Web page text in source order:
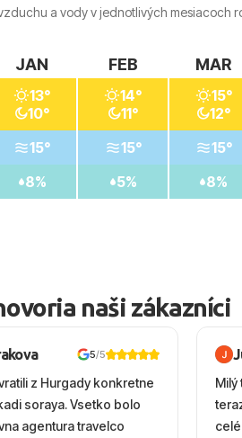
a vody v jednotlivých mesiacoch
JAN
13°
10°
15°
8%
FEB
14°
11°
15°
5%
MAR
15°
12°
15°
8%
naši zákazníci
5/5
z Hurgady konkretne
soraya. Vsetko bolo
agentura travelco